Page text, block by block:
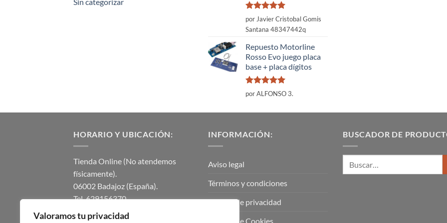
Valoramos tu privacidad
Sin categorizar
Valorado
con
por Javier Cristobal Gomis
Santana 48347442q
Repuesto Motorline
Rosso Evo juego placa
base + placa dígitos
Valorado
con
por ALFONSO 3.
HORARIO Y UBICACIÓN:
Tienda Online (No atendemos
físicamente).
06002 Badajoz (España).
Tel. 629156370.
instalmaticsur@gmail.com.
INFORMACIÓN:
Aviso legal
Términos y condiciones
Política de privacidad
Política de Cookies
BUSCADOR DE